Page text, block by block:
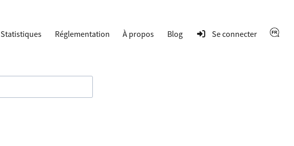
Statistiques Réglementation À propos Blog Se connecter